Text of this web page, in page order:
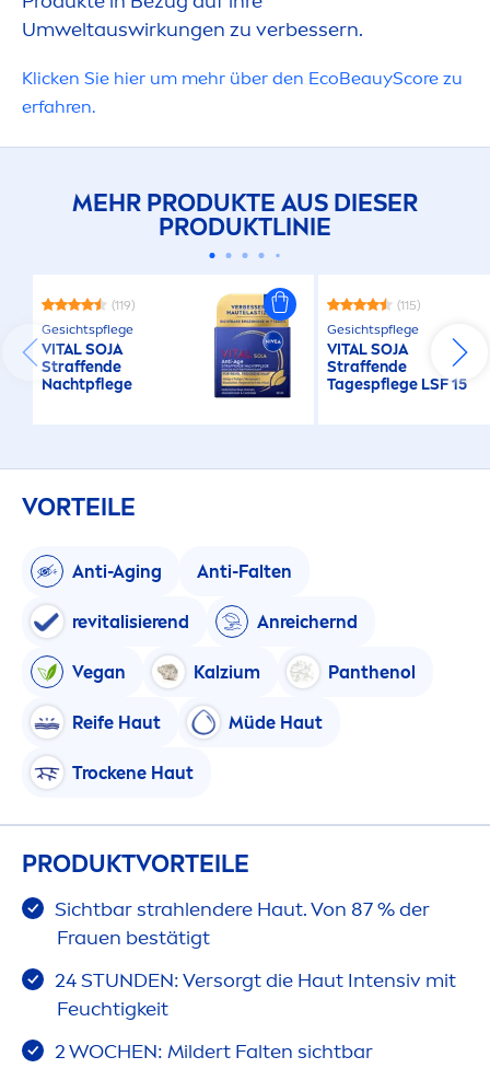
Umweltauswirkungen zu verbessern.
Klicken Sie hier um mehr über den EcoBeauyScore zu
erfahren.
MEHR PRODUKTE AUS DIESER
PRODUKTLINIE
(119)
Gesichtspflege
VITALSOJA
Straffende
Nachtpflege
(115)
Gesichtspflege
VITALSOJA
Straffende
Tagespflege LSF 15
VORTEILE
Anti-Aging Anti-Falten
revitalisierend Anreichernd
Vegan Kalzium Panthenol
Reife Haut Müde Haut
Trockene Haut
PRODUKTVORTEILE
Sichtbar strahlendere Haut. Von 87 % der
Frauen bestätigt
24 STUNDEN: Versorgt die Haut Intensiv mit
Feuchtigkeit
2 WOCHEN: Mildert Falten sichtbar